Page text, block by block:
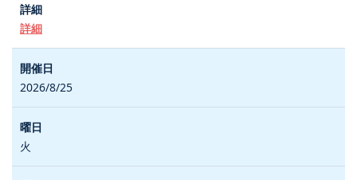
詳細
2026/8/25
火